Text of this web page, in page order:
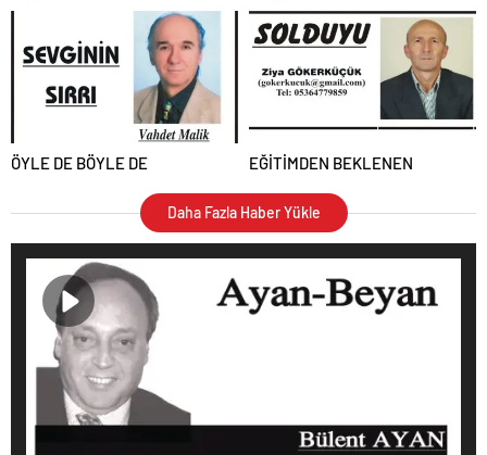
ÖYLE DE BÖYLE DE EĞİTİMDEN BEKLENEN
Daha Fazla Haber Yükle